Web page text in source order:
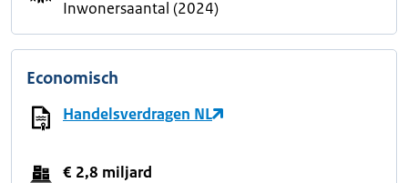
Inwonersaantal (2024)
Economisch
Handelsverdragen NL
€ 2,8 miljard